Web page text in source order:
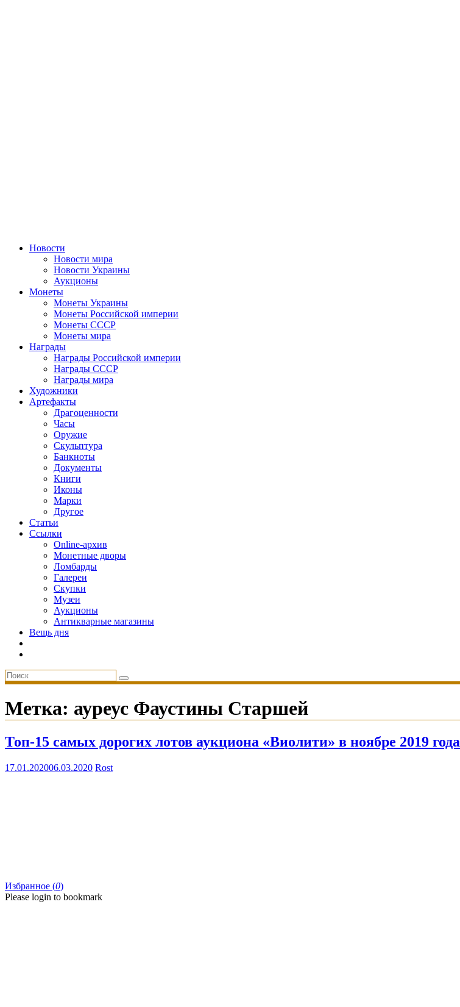
Новости
Новости мира
Новости Украины
Аукционы
Монеты
Монеты Украины
Монеты Российской империи
Монеты СССР
Монеты мира
Награды
Награды Российской империи
Награды СССР
Награды мира
Художники
Артефакты
Драгоценности
Часы
Оружие
Скульптура
Банкноты
Документы
Книги
Иконы
Марки
Другое
Статьи
Ссылки
Online-архив
Монетные дворы
Ломбарды
Галереи
Скупки
Музеи
Аукционы
Антикварные магазины
Вещь дня
Метка: ауреус Фаустины Старшей
Топ-15 самых дорогих лотов аукциона «Виолити» в ноябре 2019 года
17.01.202006.03.2020 Rost
Избранное (0)
Please login to bookmark